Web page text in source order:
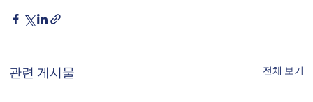
관련 게시물 전체 보기